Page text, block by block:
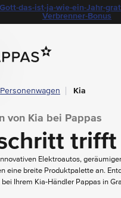
springen
es von Kia?
der Kia-Designphilosophie
für Ihren Kia
das-ist-ja-wie-ein-Jahr-
Verbrenner-Bonus
Pappas
Personenwagen Kia
von Kia bei Pappas
trifft
Elektroautos,
eine breite Produktpalette an.
Ihrem Kia-Händler Pappas in